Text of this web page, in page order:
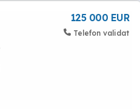
125 000 EUR
Telefon validat